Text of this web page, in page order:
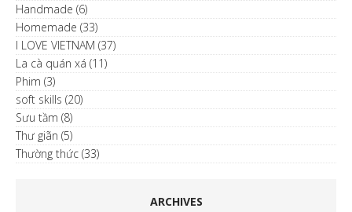
Handmade (6)
Homemade (33)
I LOVE VIETNAM (37)
La cà quán xá (11)
Phim (3)
soft skills (20)
Sưu tầm (8)
Thư giãn (5)
Thường thức (33)
ARCHIVES